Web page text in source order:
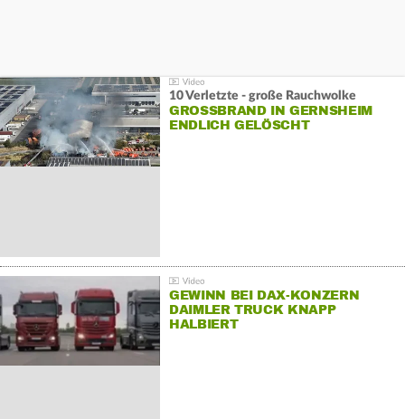
10 Verletzte - große Rauchwolke
GROSSBRAND IN GERNSHEIM E
NDLICH GELÖSCHT
GEWINN BEI DAX-KONZERN
DAIMLER TRUCK KNAPP
HALBIERT